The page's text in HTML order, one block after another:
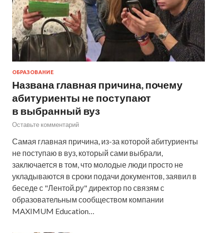
ОБРАЗОВАНИЕ
Названа главная причина, почему
абитуриенты не поступают
в выбранный вуз
Оставьте комментарий
Самая главная причина, из-за которой абитуриенты
не поступаю в вуз, который сами выбрали,
заключается в том, что молодые люди просто не
укладываются в сроки подачи документов, заявил в
беседе с "Лентой.ру" директор по связям с
образовательным сообществом компании
MAXIMUM Education…